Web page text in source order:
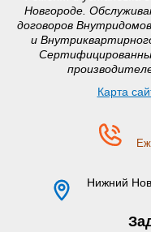
Новгороде.
договоров
и
Карта
Нижний